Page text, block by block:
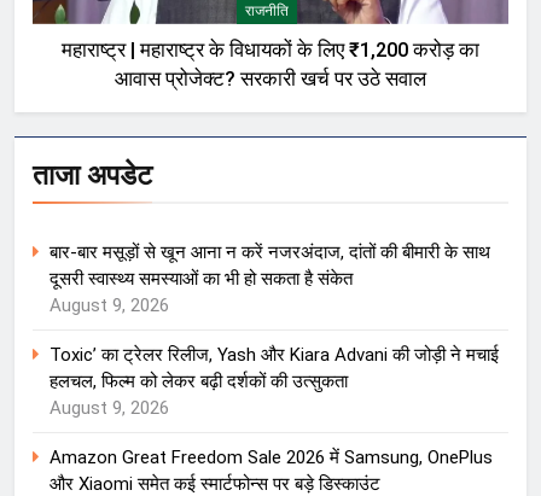
राजनीति
महाराष्ट्र | महाराष्ट्र के विधायकों के लिए ₹1,200 करोड़ का
आवास प्रोजेक्ट? सरकारी खर्च पर उठे सवाल
ताजा अपडेट
बार-बार मसूड़ों से खून आना न करें नजरअंदाज, दांतों की बीमारी के साथ
दूसरी स्वास्थ्य समस्याओं का भी हो सकता है संकेत
August 9, 2026
Toxic’ का ट्रेलर रिलीज, Yash और Kiara Advani की जोड़ी ने मचाई
हलचल, फिल्म को लेकर बढ़ी दर्शकों की उत्सुकता
August 9, 2026
Amazon Great Freedom Sale 2026 में Samsung, OnePlus
और Xiaomi समेत कई स्मार्टफोन्स पर बड़े डिस्काउंट